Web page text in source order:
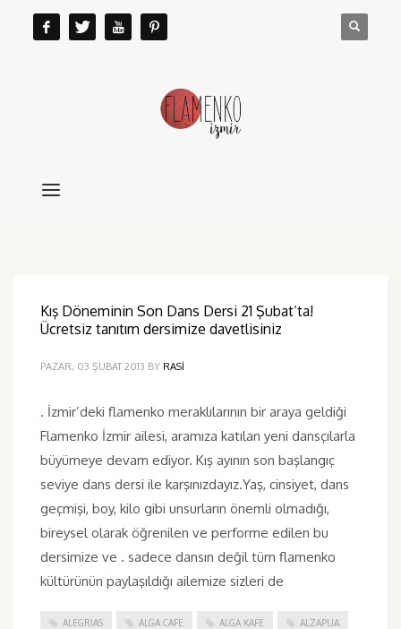
Kış Döneminin Son Dans Dersi 21 Şubat’ta!
Ücretsiz tanıtım dersimize davetlisiniz
PAZAR, 03 ŞUBAT 2013 BY RASI
. İzmir’deki flamenko meraklılarının bir araya geldiği
Flamenko İzmir ailesi, aramıza katılan yeni dansçılarla
büyümeye devam ediyor. Kış ayının son başlangıç
seviye dans dersi ile karşınızdayız.Yaş, cinsiyet, dans
geçmişi, boy, kilo gibi unsurların önemli olmadığı,
bireysel olarak öğrenilen ve performe edilen bu
dersimize ve . sadece dansın değil tüm flamenko
kültürünün paylaşıldığı ailemize sizleri de
ALEGRIAS ALGA CAFE ALGA KAFE ALZAPUA